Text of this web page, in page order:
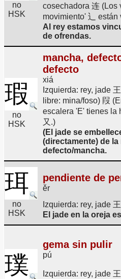
no
HSK
cosechadora 连 (Los
movimiento' 辶 están
Al rey estamos
de ofrendas.
瑕
no
HSK
mancha,
defecto
xiá
Izquierda: rey, jade
libre: mina/foso) 叚
escalera 'E' tienes la
又.)
(El jade se
(directamente) de
defecto/mancha.
珥
no
HSK
pendiente de
ěr
Izquierda: rey, jade
El jade en la oreja
璞
gema sin pulir
pú
Izquierda: rey, jade